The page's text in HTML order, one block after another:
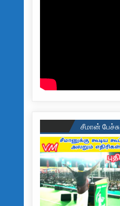
சீமான் பேச்சு